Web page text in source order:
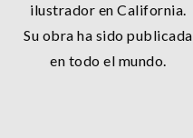
ilustrador en California.
Su obra ha sido publicada
en todo el mundo.